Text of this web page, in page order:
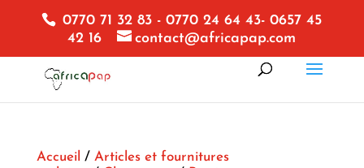
0770 71 32 83 - 0770 24 64 43- 0657 45
42 16
contact@africapap.com
Accueil / Articles et fournitures